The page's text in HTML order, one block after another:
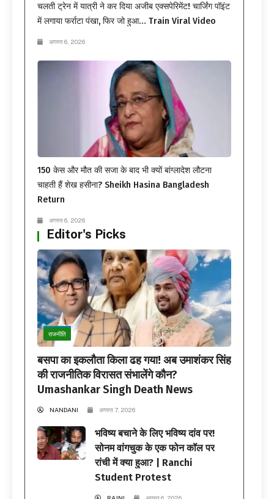
चलती ट्रेन में यात्री ने कर दिया अजीब एक्सपेरिमेंट! चार्जिंग पॉइंट
में लगाया फर्राटा पंखा, फिर जो हुआ… Train Viral Video
अगस्त 6, 2026
150 केस और मौत की सजा के बाद भी क्यों बांग्लादेश लौटना
चाहती हैं शेख हसीना? Sheikh Hasina Bangladesh
Return
अगस्त 6, 2026
Editor's Picks
राजनीति
बसपा का इकलौता किला ढह गया! अब उमाशंकर सिंह
की राजनीतिक विरासत संभालेंगे कौन?
Umashankar Singh Death News
NANDANI अगस्त 7, 2026
भविष्य बचाने के लिए भविष्य दांव पर!
सोनम वांगचुक के एक फोन कॉल पर
रांची में क्या हुआ? | Ranchi
Student Protest